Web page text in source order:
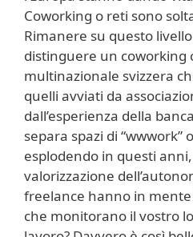
Coworking o reti sono
Rimanere su questo
distinguere un coworking
multinazionale svizzera
quelli avviati da
dall’esperienza della
separa spazi di
esplodendo in questi
valorizzazione
freelance hanno in
che monitorano il vostro